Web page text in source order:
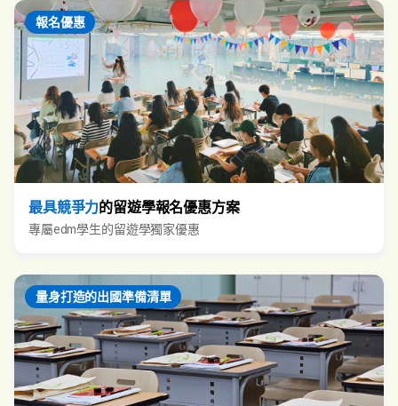
報名優惠
最具競爭力的留遊學報名優惠方案
專屬edm學生的留遊學獨家優惠
量身打造的出國準備清單